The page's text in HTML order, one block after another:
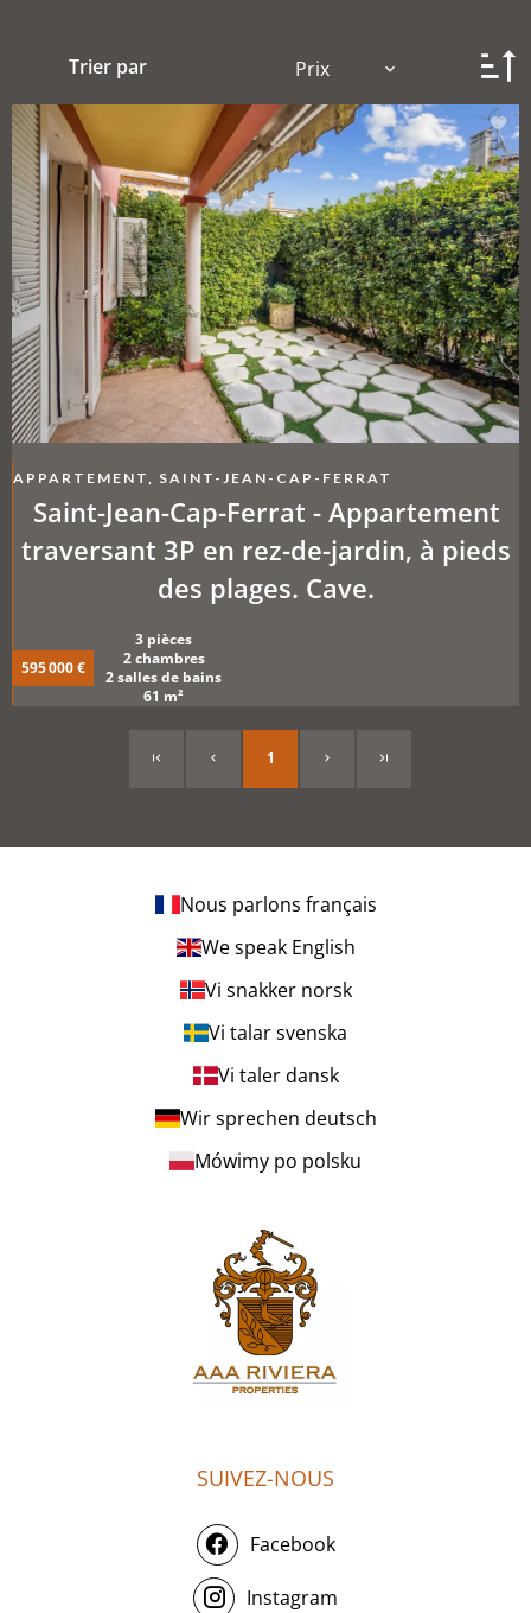
Trier par Prix
APPARTEMENT, SAINT-JEAN-CAP-FERRAT
Saint-Jean-Cap-Ferrat - Appartement
traversant 3P en rez-de-jardin, à pieds
des plages. Cave.
595 000 €
3 pièces
2 chambres
2 salles de bains
61 m²
1
Nous parlons français
We speak English
Vi snakker norsk
Vi talar svenska
Vi taler dansk
Wir sprechen deutsch
Mówimy po polsku
SUIVEZ-NOUS
Facebook
Instagram